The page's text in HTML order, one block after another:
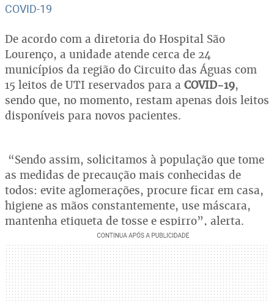
COVID-19
De acordo com a diretoria do Hospital São
Lourenço, a unidade atende cerca de 24
municípios da região do Circuito das Águas com
15 leitos de UTI reservados para a COVID-19,
sendo que, no momento, restam apenas dois leitos
disponíveis para novos pacientes.
“Sendo assim, solicitamos à população que tome
as medidas de precaução mais conhecidas de
todos: evite aglomerações, procure ficar em casa,
higiene as mãos constantemente, use máscara,
mantenha etiqueta de tosse e espirro”, alerta.